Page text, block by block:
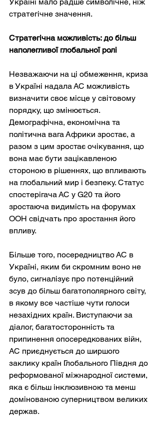
стратегічне значення.
Стратегічна можливість: до більш
наполегливої глобальної ролі
Незважаючи на ці обмеження, криза
в Україні надала АС можливість
визначити своє місце у світовому
порядку, що змінюється.
Демографічна, економічна та
політична вага Африки зростає, а
разом з цим зростає очікування, що
вона має бути зацікавленою
стороною в рішеннях, що впливають
на глобальний мир і безпеку. Статус
спостерігача АС у G20 та його
зростаюча видимість на форумах
ООН свідчать про зростання його
впливу.
Більше того, посередництво АС в
Україні, яким би скромним воно не
було, сигналізує про потенційний
зсув до більш багатополярного світу,
в якому все частіше чути голоси
незахідних країн. Виступаючи за
діалог, багатосторонність та
припинення опосередкованих війн,
АС приєднується до ширшого
заклику країн Глобального Півдня до
реформованої міжнародної системи,
яка є більш інклюзивною та менш
домінованою суперництвом великих
держав.